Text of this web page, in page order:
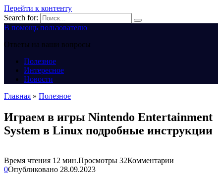
Перейти к контенту
Search for:
В помощь пользователю
Ответы на ваши вопросы
Полезное
Интересное
Новости
Главная » Полезное
Играем в игры Nintendo Entertainment
System в Linux подробные инструкции
Время чтения 12 мин.Просмотры 32Комментарии
0Опубликовано 28.09.2023